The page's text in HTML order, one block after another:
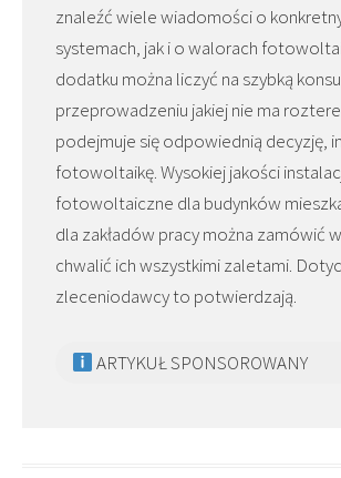
znaleźć wiele wiadomości o
systemach, jak i o walorach
dodatku można liczyć na szybką
przeprowadzeniu jakiej nie ma
podejmuje się odpowiednią decyzję,
fotowoltaikę. Wysokiej jakości
fotowoltaiczne dla budynków
dla zakładów pracy można zamówić
chwalić ich wszystkimi zaletami.
zleceniodawcy to potwierdzają.
ARTYKUŁ SPONSOROWANY